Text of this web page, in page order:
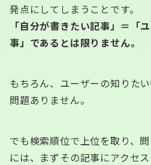
発点にしてしまうことです。
「自分が書きたい記事」＝「
事」であるとは限りません。
もちろん、ユーザーの知りた
問題ありません。
でも検索順位で上位を取り、
には、まずその記事にアクセ